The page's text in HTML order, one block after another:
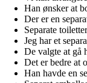
Han ønsker at
Der er en
Separate
Jeg har et
De valgte at gå
Det er bedre at
Han havde en